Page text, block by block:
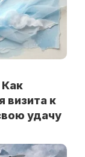
визита к
удачу